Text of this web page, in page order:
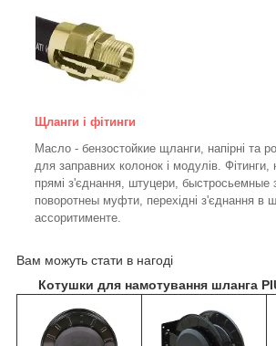
Щланги і фітинги
Масло - бензостойкие щланги, напірні та
для заправних колонок і модулів. Фітинги,
прямі з'єднання, штуцери, быстросьемные
поворотнеы муфти, перехідні з'єднання в
ассоритименте.
Вам можуть стати в нагоді
Котушки для намотування шланга